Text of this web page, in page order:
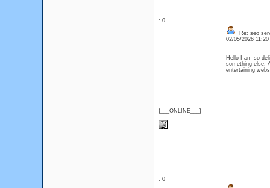
: 0
{___ONLINE___}
Re: seo
02/05/2026
Hello I am so
something else,
entertaining
: 0